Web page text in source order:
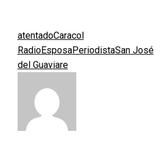
atentadoCaracol
RadioEsposaPeriodistaSan José
del Guaviare